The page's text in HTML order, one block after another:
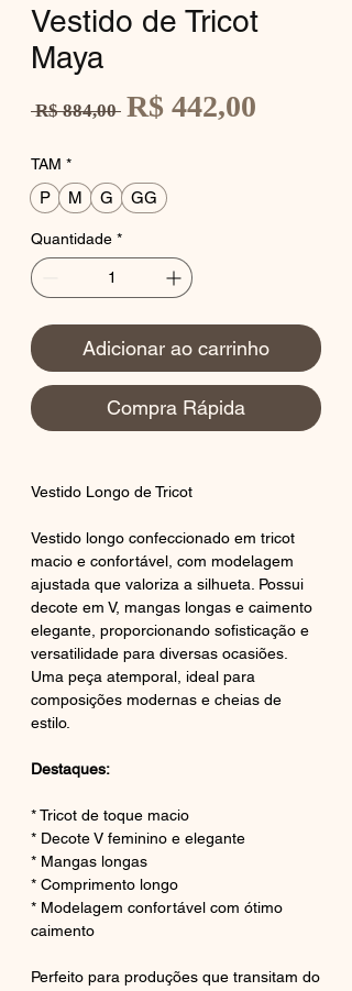
Vestido de Tricot
Maya
R$ 884,00 Preço
R$ 442,00
TAM *
P M G GG
Quantidade *
Adicionar ao carrinho
Compra Rápida
Vestido Longo de Tricot
Vestido longo confeccionado em tricot
macio e confortável, com modelagem
ajustada que valoriza a silhueta. Possui
decote em V, mangas longas e caimento
elegante, proporcionando sofisticação e
versatilidade para diversas ocasiões.
Uma peça atemporal, ideal para
composições modernas e cheias de
estilo.
Destaques:
* Tricot de toque macio
* Decote V feminino e elegante
* Mangas longas
* Comprimento longo
* Modelagem confortável com ótimo
caimento
Perfeito para produções que transitam do